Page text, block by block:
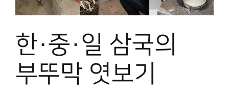
한·중·일 삼국의
부뚜막 엿보기